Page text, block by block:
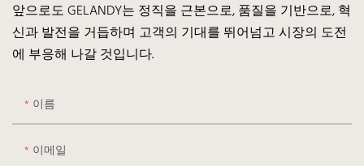
앞으로도 GELANDY는 정직을 근본으로, 품질을 기반으로, 혁
신과 발전을 거듭하며 고객의 기대를 뛰어넘고 시장의 도전
에 부응해 나갈 것입니다.
이름
이메일